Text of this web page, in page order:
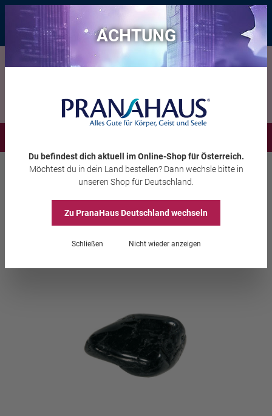
Bis zu 20 € Rabatt* mit dem Vorteils-Codeeintauchen , gültig bis
11.08.2026
Edelsteine Trommelsteine
Schörl-Handschmeichler
ACHTUNG
Du befindest dich aktuell im Online-Shopfür Österreich.
Möchtest du in dein Land bestellen? Dann wechsle bitte in
unseren Shop für Deutschland
Zu PranaHausDeutschland wechseln
Schließen Nicht wieder anzeigen